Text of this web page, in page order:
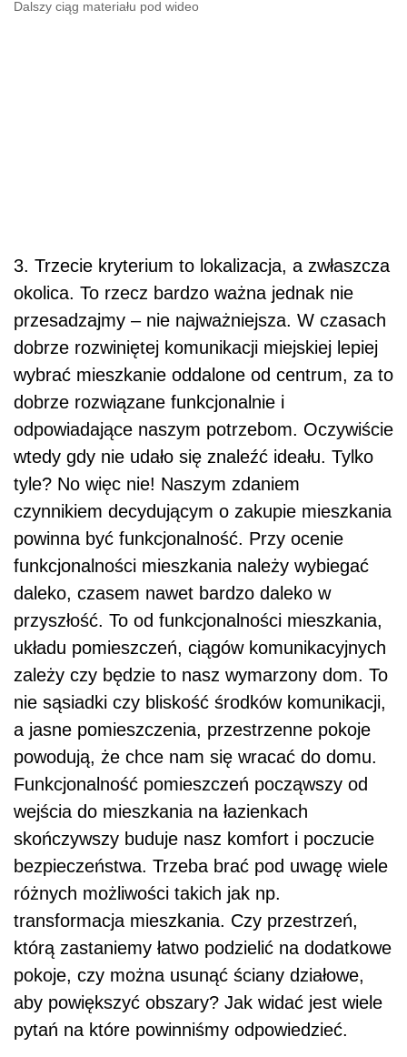
Dalszy ciąg materiału pod wideo
3. Trzecie kryterium to lokalizacja, a zwłaszcza
okolica. To rzecz bardzo ważna jednak nie
przesadzajmy – nie najważniejsza. W czasach
dobrze rozwiniętej komunikacji miejskiej lepiej
wybrać mieszkanie oddalone od centrum, za to
dobrze rozwiązane funkcjonalnie i
odpowiadające naszym potrzebom. Oczywiście
wtedy gdy nie udało się znaleźć ideału. Tylko
tyle? No więc nie! Naszym zdaniem
czynnikiem decydującym o zakupie mieszkania
powinna być funkcjonalność. Przy ocenie
funkcjonalności mieszkania należy wybiegać
daleko, czasem nawet bardzo daleko w
przyszłość. To od funkcjonalności mieszkania,
układu pomieszczeń, ciągów komunikacyjnych
zależy czy będzie to nasz wymarzony dom. To
nie sąsiadki czy bliskość środków komunikacji,
a jasne pomieszczenia, przestrzenne pokoje
powodują, że chce nam się wracać do domu.
Funkcjonalność pomieszczeń począwszy od
wejścia do mieszkania na łazienkach
skończywszy buduje nasz komfort i poczucie
bezpieczeństwa. Trzeba brać pod uwagę wiele
różnych możliwości takich jak np.
transformacja mieszkania. Czy przestrzeń,
którą zastaniemy łatwo podzielić na dodatkowe
pokoje, czy można usunąć ściany działowe,
aby powiększyć obszary? Jak widać jest wiele
pytań na które powinniśmy odpowiedzieć.